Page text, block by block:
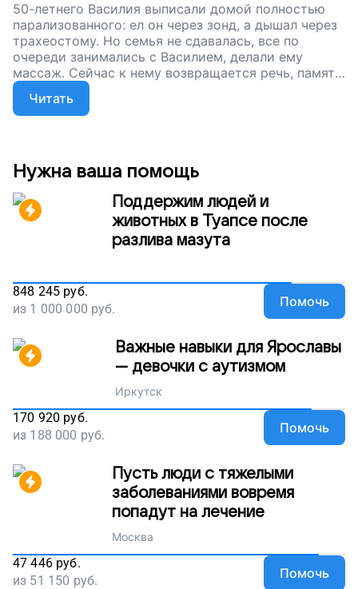
50-летнего Василия выписали домой полностью
парализованного: ел он через зонд, а дышал через
трахеостому. Но семья не сдавалась, все по
очереди занимались с Василием, делали ему
массаж. Сейчас к нему возвращается речь, память,
двигаются правые рука и нога. Вот что пишет его
дочь: «Это сделала наша любовь и папино большое
желание выздороветь». Сейчас Василию нужна
Василию и его семье, поддержите наш проект!
Читать
Нужна ваша помощь
Поддержим людей и
животных в Туапсе после
разлива мазута
848 245 руб.
из 1 000 000 руб. Помочь
Важные навыки для Ярославы
— девочки с аутизмом
Иркутск
170 920 руб.
из 188 000 руб. Помочь
Пусть люди с тяжелыми
заболеваниями вовремя
попадут на лечение
Москва
47 446 руб.
из 51 150 руб. Помочь